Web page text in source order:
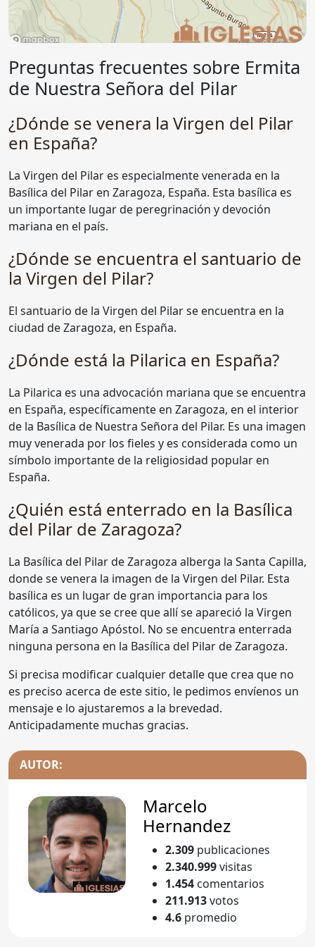
Preguntas frecuentes sobre Ermita
de Nuestra Señora del Pilar
¿Dónde se venera la Virgen del Pilar
en España?
La Virgen del Pilar es especialmente venerada en la
Basílica del Pilar en Zaragoza, España. Esta basílica es
un importante lugar de peregrinación y devoción
mariana en el país.
¿Dónde se encuentra el santuario de
la Virgen del Pilar?
El santuario de la Virgen del Pilar se encuentra en la
ciudad de Zaragoza, en España.
¿Dónde está la Pilarica en España?
La Pilarica es una advocación mariana que se encuentra
en España, específicamente en Zaragoza, en el interior
de la Basílica de Nuestra Señora del Pilar. Es una imagen
muy venerada por los fieles y es considerada como un
símbolo importante de la religiosidad popular en
España.
¿Quién está enterrado en la Basílica
del Pilar de Zaragoza?
La Basílica del Pilar de Zaragoza alberga la Santa Capilla,
donde se venera la imagen de la Virgen del Pilar. Esta
basílica es un lugar de gran importancia para los
católicos, ya que se cree que allí se apareció la Virgen
María a Santiago Apóstol. No se encuentra enterrada
ninguna persona en la Basílica del Pilar de Zaragoza.
Si precisa modificar cualquier detalle que crea que no
es preciso acerca de este sitio, le pedimos envíenos un
mensaje e lo ajustaremos a la brevedad.
Anticipadamente muchas gracias.
AUTOR:
Marcelo
Hernandez
2.309 publicaciones
2.340.999visitas
1.454 comentarios
211.913votos
4.6 promedio